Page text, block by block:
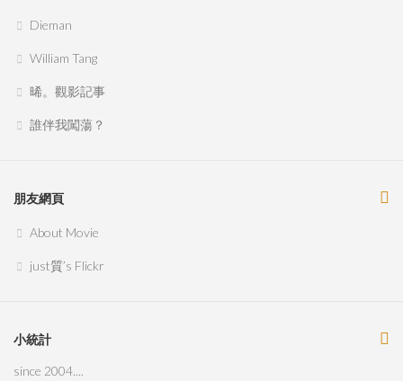
Dieman
William Tang
晞。觀影記事
誰伴我闖蕩？
朋友網頁
About Movie
just質’s Flickr
小統計
since 2004....